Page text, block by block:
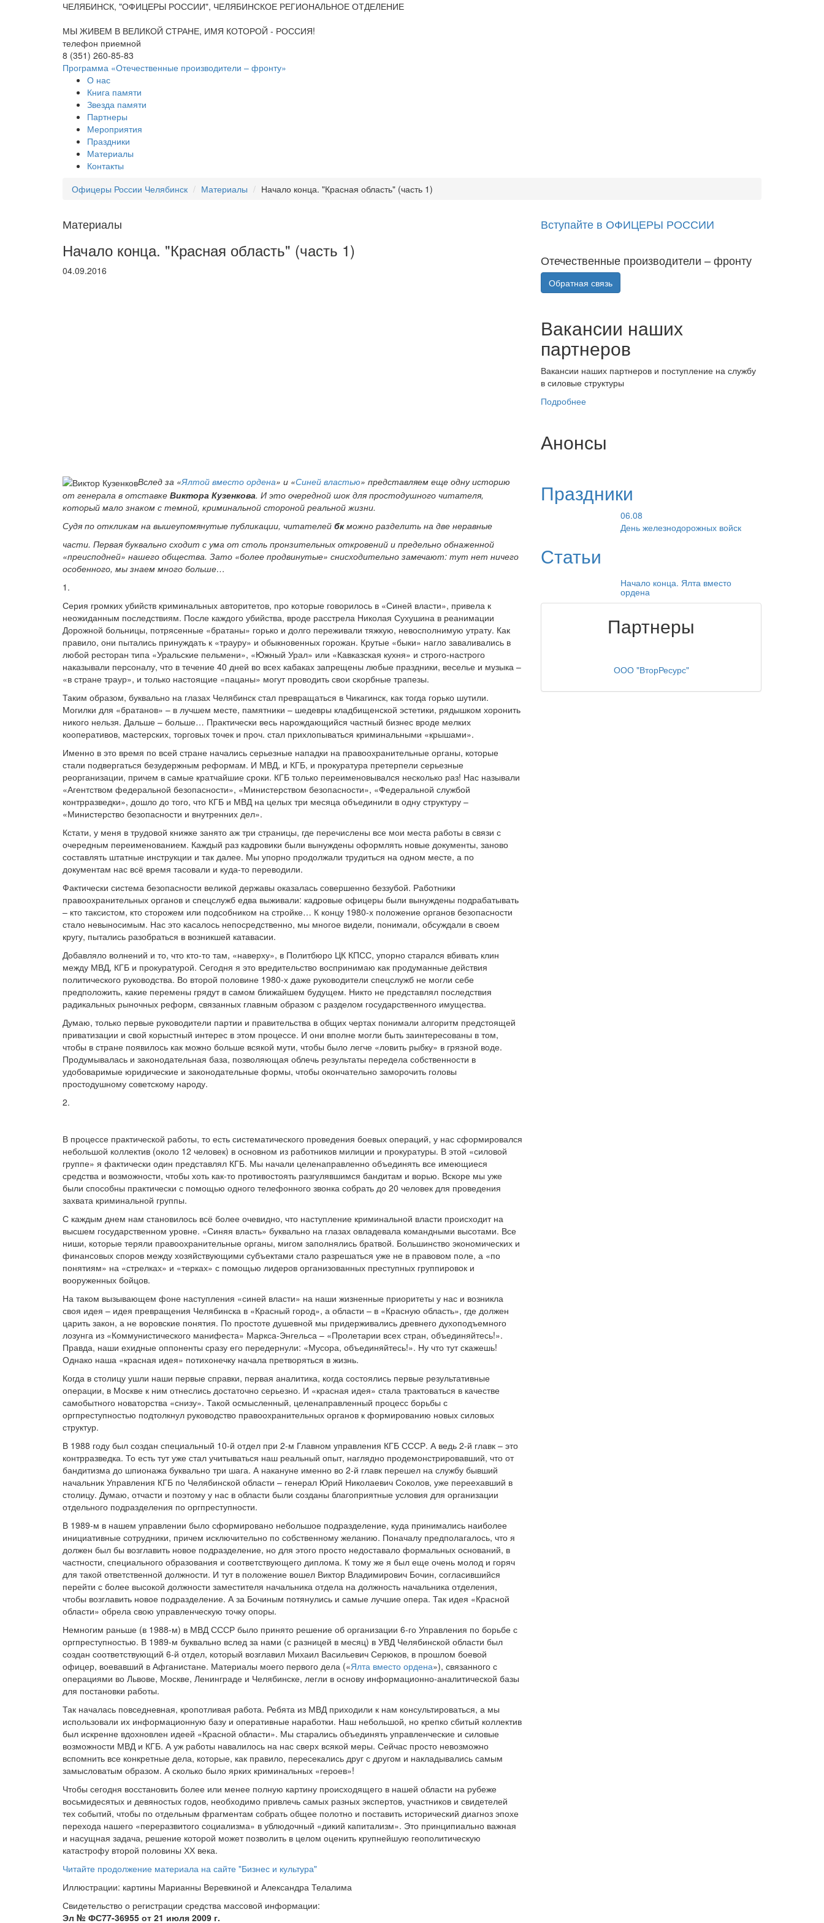
ЧЕЛЯБИНСК, "ОФИЦЕРЫ РОССИИ", ЧЕЛЯБИНСКОЕ РЕГИОНАЛЬНОЕ ОТДЕЛЕНИЕ
МЫ ЖИВЕМ В ВЕЛИКОЙ СТРАНЕ, ИМЯ КОТОРОЙ - РОССИЯ!
телефон приемной
8 (351) 260-85-83
Программа «Отечественные производители – фронту»
О нас
Книга памяти
Звезда памяти
Партнеры
Мероприятия
Праздники
Материалы
Контакты
Офицеры России Челябинск
Материалы Начало конца. "Красная область" (часть 1)
Материалы
Начало конца. "Красная область" (часть 1)
04.09.2016
Вслед за «Ялтой вместо ордена» и «Синей властью» представляем еще одну историю
от генерала в отставке Виктора Кузенкова. И это очередной шок для простодушного читателя,
который мало знаком с темной, криминальной стороной реальной жизни.
Судя по откликам на вышеупомянутые публикации, читателей бкможно разделить на две неравные
части. Первая буквально сходит с ума от столь пронзительных откровений и предельно обнаженной
«преисподней» нашего общества. Зато «более продвинутые» снисходительно замечают: тут нет ничего
особенного, мы знаем много больше…
1.
Серия громких убийств криминальных авторитетов, про которые говорилось в «Синей власти», привела к
неожиданным последствиям. После каждого убийства, вроде расстрела Николая Сухушина в реанимации
Дорожной больницы, потрясенные «братаны» горько и долго переживали тяжкую, невосполнимую утрату. Как
правило, они пытались принуждать к «трауру» и обыкновенных горожан. Крутые «быки» нагло заваливались в
любой ресторан типа «Уральские пельмени», «Южный Урал» или «Кавказская кухня» и строго-настрого
наказывали персоналу, что в течение 40 дней во всех кабаках запрещены любые праздники, веселье и музыка –
«в стране траур», и только настоящие «пацаны» могут проводить свои скорбные трапезы.
Таким образом, буквально на глазах Челябинск стал превращаться в Чикагинск, как тогда горько шутили.
Могилки для «братанов» – в лучшем месте, памятники – шедевры кладбищенской эстетики, рядышком хоронить
никого нельзя. Дальше – больше… Практически весь нарождающийся частный бизнес вроде мелких
кооперативов, мастерских, торговых точек и проч. стал прихлопываться криминальными «крышами».
Именно в это время по всей стране начались серьезные нападки на правоохранительные органы, которые
стали подвергаться безудержным реформам. И МВД, и КГБ, и прокуратура претерпели серьезные
реорганизации, причем в самые кратчайшие сроки. КГБ только переименовывался несколько раз! Нас называли
«Агентством федеральной безопасности», «Министерством безопасности», «Федеральной службой
контрразведки», дошло до того, что КГБ и МВД на целых три месяца объединили в одну структуру –
«Министерство безопасности и внутренних дел».
Кстати, у меня в трудовой книжке занято аж три страницы, где перечислены все мои места работы в связи с
очередным переименованием. Каждый раз кадровики были вынуждены оформлять новые документы, заново
составлять штатные инструкции и так далее. Мы упорно продолжали трудиться на одном месте, а по
документам нас всё время тасовали и куда-то переводили.
Фактически система безопасности великой державы оказалась совершенно беззубой. Работники
правоохранительных органов и спецслужб едва выживали: кадровые офицеры были вынуждены подрабатывать
– кто таксистом, кто сторожем или подсобником на стройке… К концу 1980-х положение органов безопасности
стало невыносимым. Нас это касалось непосредственно, мы многое видели, понимали, обсуждали в своем
кругу, пытались разобраться в возникшей катавасии.
Добавляло волнений и то, что кто-то там, «наверху», в Политбюро ЦК КПСС, упорно старался вбивать клин
между МВД, КГБ и прокуратурой. Сегодня я это вредительство воспринимаю как продуманные действия
политического руководства. Во второй половине 1980-х даже руководители спецслужб не могли себе
предположить, какие перемены грядут в самом ближайшем будущем. Никто не представлял последствия
радикальных рыночных реформ, связанных главным образом с разделом государственного имущества.
Думаю, только первые руководители партии и правительства в общих чертах понимали алгоритм предстоящей
приватизации и свой корыстный интерес в этом процессе. И они вполне могли быть заинтересованы в том,
чтобы в стране появилось как можно больше всякой мути, чтобы было легче «ловить рыбку» в грязной воде.
Продумывалась и законодательная база, позволяющая облечь результаты передела собственности в
удобоваримые юридические и законодательные формы, чтобы окончательно заморочить головы
простодушному советскому народу.
2.
В процессе практической работы, то есть систематического проведения боевых операций, у нас сформировался
небольшой коллектив (около 12 человек) в основном из работников милиции и прокуратуры. В этой «силовой
группе» я фактически один представлял КГБ. Мы начали целенаправленно объединять все имеющиеся
средства и возможности, чтобы хоть как-то противостоять разгулявшимся бандитам и ворью. Вскоре мы уже
были способны практически с помощью одного телефонного звонка собрать до 20 человек для проведения
захвата криминальной группы.
С каждым днем нам становилось всё более очевидно, что наступление криминальной власти происходит на
высшем государственном уровне. «Синяя власть» буквально на глазах овладевала командными высотами. Все
ниши, которые теряли правоохранительные органы, мигом заполнялись братвой. Большинство экономических и
финансовых споров между хозяйствующими субъектами стало разрешаться уже не в правовом поле, а «по
понятиям» на «стрелках» и «терках» с помощью лидеров организованных преступных группировок и
вооруженных бойцов.
На таком вызывающем фоне наступления «синей власти» на наши жизненные приоритеты у нас и возникла
своя идея – идея превращения Челябинска в «Красный город», а области – в «Красную область», где должен
царить закон, а не воровские понятия. По простоте душевной мы придерживались древнего духоподъемного
лозунга из «Коммунистического манифеста» Маркса-Энгельса – «Пролетарии всех стран, объединяйтесь!».
Правда, наши ехидные оппоненты сразу его передернули: «Мусора, объединяйтесь!». Ну что тут скажешь!
Однако наша «красная идея» потихонечку начала претворяться в жизнь.
Когда в столицу ушли наши первые справки, первая аналитика, когда состоялись первые результативные
операции, в Москве к ним отнеслись достаточно серьезно. И «красная идея» стала трактоваться в качестве
самобытного новаторства «снизу». Такой осмысленный, целенаправленный процесс борьбы с
оргпреступностью подтолкнул руководство правоохранительных органов к формированию новых силовых
структур.
В 1988 году был создан специальный 10-й отдел при 2-м Главном управления КГБ СССР. А ведь 2-й главк – это
контрразведка. То есть тут уже стал учитываться наш реальный опыт, наглядно продемонстрировавший, что от
бандитизма до шпионажа буквально три шага. А накануне именно во 2-й главк перешел на службу бывший
начальник Управления КГБ по Челябинской области – генерал Юрий Николаевич Соколов, уже переехавший в
столицу. Думаю, отчасти и поэтому у нас в области были созданы благоприятные условия для организации
отдельного подразделения по оргпреступности.
В 1989-м в нашем управлении было сформировано небольшое подразделение, куда принимались наиболее
инициативные сотрудники, причем исключительно по собственному желанию. Поначалу предполагалось, что я
должен был бы возглавить новое подразделение, но для этого просто недоставало формальных оснований, в
частности, специального образования и соответствующего диплома. К тому же я был еще очень молод и горяч
для такой ответственной должности. И тут в положение вошел Виктор Владимирович Бочин, согласившийся
перейти с более высокой должности заместителя начальника отдела на должность начальника отделения,
чтобы возглавить новое подразделение. А за Бочиным потянулись и самые лучшие опера. Так идея «Красной
области» обрела свою управленческую точку опоры.
Немногим раньше (в 1988-м) в МВД СССР было принято решение об организации 6-го Управления по борьбе с
оргпреступностью. В 1989-м буквально вслед за нами (с разницей в месяц) в УВД Челябинской области был
создан соответствующий 6-й отдел, который возглавил Михаил Васильевич Серюков, в прошлом боевой
офицер, воевавший в Афганистане. Материалы моего первого дела («Ялта вместо ордена»), связанного с
операциями во Львове, Москве, Ленинграде и Челябинске, легли в основу информационно-аналитической базы
для постановки работы.
Так началась повседневная, кропотливая работа. Ребята из МВД приходили к нам консультироваться, а мы
использовали их информационную базу и оперативные наработки. Наш небольшой, но крепко сбитый коллектив
был искренне вдохновлен идеей «Красной области». Мы старались объединять управленческие и силовые
возможности МВД и КГБ. А уж работы навалилось на нас сверх всякой меры. Сейчас просто невозможно
вспомнить все конкретные дела, которые, как правило, пересекались друг с другом и накладывались самым
замысловатым образом. А сколько было ярких криминальных «героев»!
Чтобы сегодня восстановить более или менее полную картину происходящего в нашей области на рубеже
восьмидесятых и девяностых годов, необходимо привлечь самых разных экспертов, участников и свидетелей
тех событий, чтобы по отдельным фрагментам собрать общее полотно и поставить исторический диагноз эпохе
перехода нашего «переразвитого социализма» в ублюдочный «дикий капитализм». Это принципиально важная
и насущная задача, решение которой может позволить в целом оценить крупнейшую геополитическую
катастрофу второй половины ХХ века.
Читайте продолжение материала на сайте "Бизнес и культура"
Иллюстрации: картины Марианны Веревкиной и Александра Телалима
Вступайте в ОФИЦЕРЫ РОССИИ
Отечественные производители – фронту
Обратная связь
Вакансии наших
партнеров
Вакансии наших партнеров и поступление на службу
в силовые структуры
Подробнее
Анонсы
Праздники
06.08
День железнодорожных войск
Статьи
Начало конца. Ялта вместо
ордена
Партнеры
ООО "ВторРесурс"
Свидетельство о регистрации средства массовой информации:
Эл № ФС77-36955 от 21 июля 2009 г.